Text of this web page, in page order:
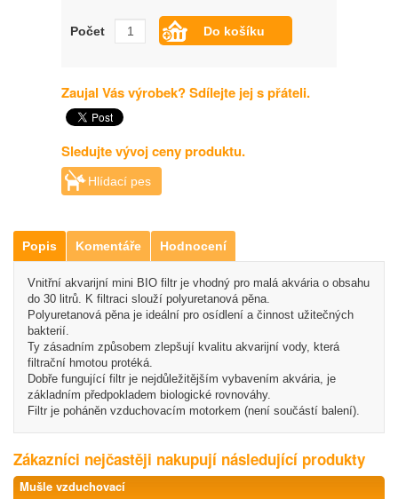
Počet
Zaujal Vás výrobek? Sdílejte jej s přáteli.
Sledujte vývoj ceny produktu.
Hlídací pes
Popis Komentáře Hodnocení
Vnitřní akvarijní mini BIO filtr je vhodný pro malá akvária o obsahu
do 30 litrů. K filtraci slouží polyuretanová pěna.
Polyuretanová pěna je ideální pro osídlení a činnost užitečných
bakterií.
Ty zásadním způsobem zlepšují kvalitu akvarijní vody, která
filtrační hmotou protéká.
Dobře fungující filtr je nejdůležitějším vybavením akvária, je
základním předpokladem biologické rovnováhy.
Filtr je poháněn vzduchovacím motorkem (není součástí balení).
Zákazníci nejčastěji nakupují následující produkty
Mušle vzduchovací